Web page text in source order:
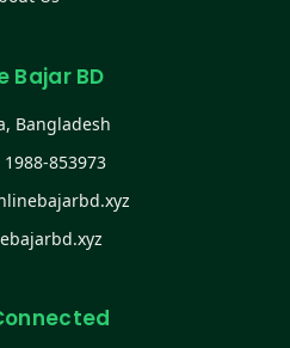
Bajar BD
Bangladesh
1988-853973